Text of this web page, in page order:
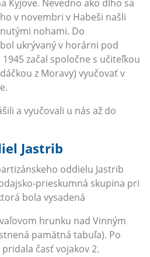
Kyjove. Nevedno ako dlho sa
v novembri v Habeši našli
nohami. Do
ukrývaný v horárni pod
začal spoločne s učiteľkou
z Moravy) vyučovať v
a vyučovali u nás až do
Jastrib
oddielu Jastrib
prieskumná skupina pri
bola vysadená
hrunku nad Vinným
pamätná tabuľa). Po
časť vojakov 2.